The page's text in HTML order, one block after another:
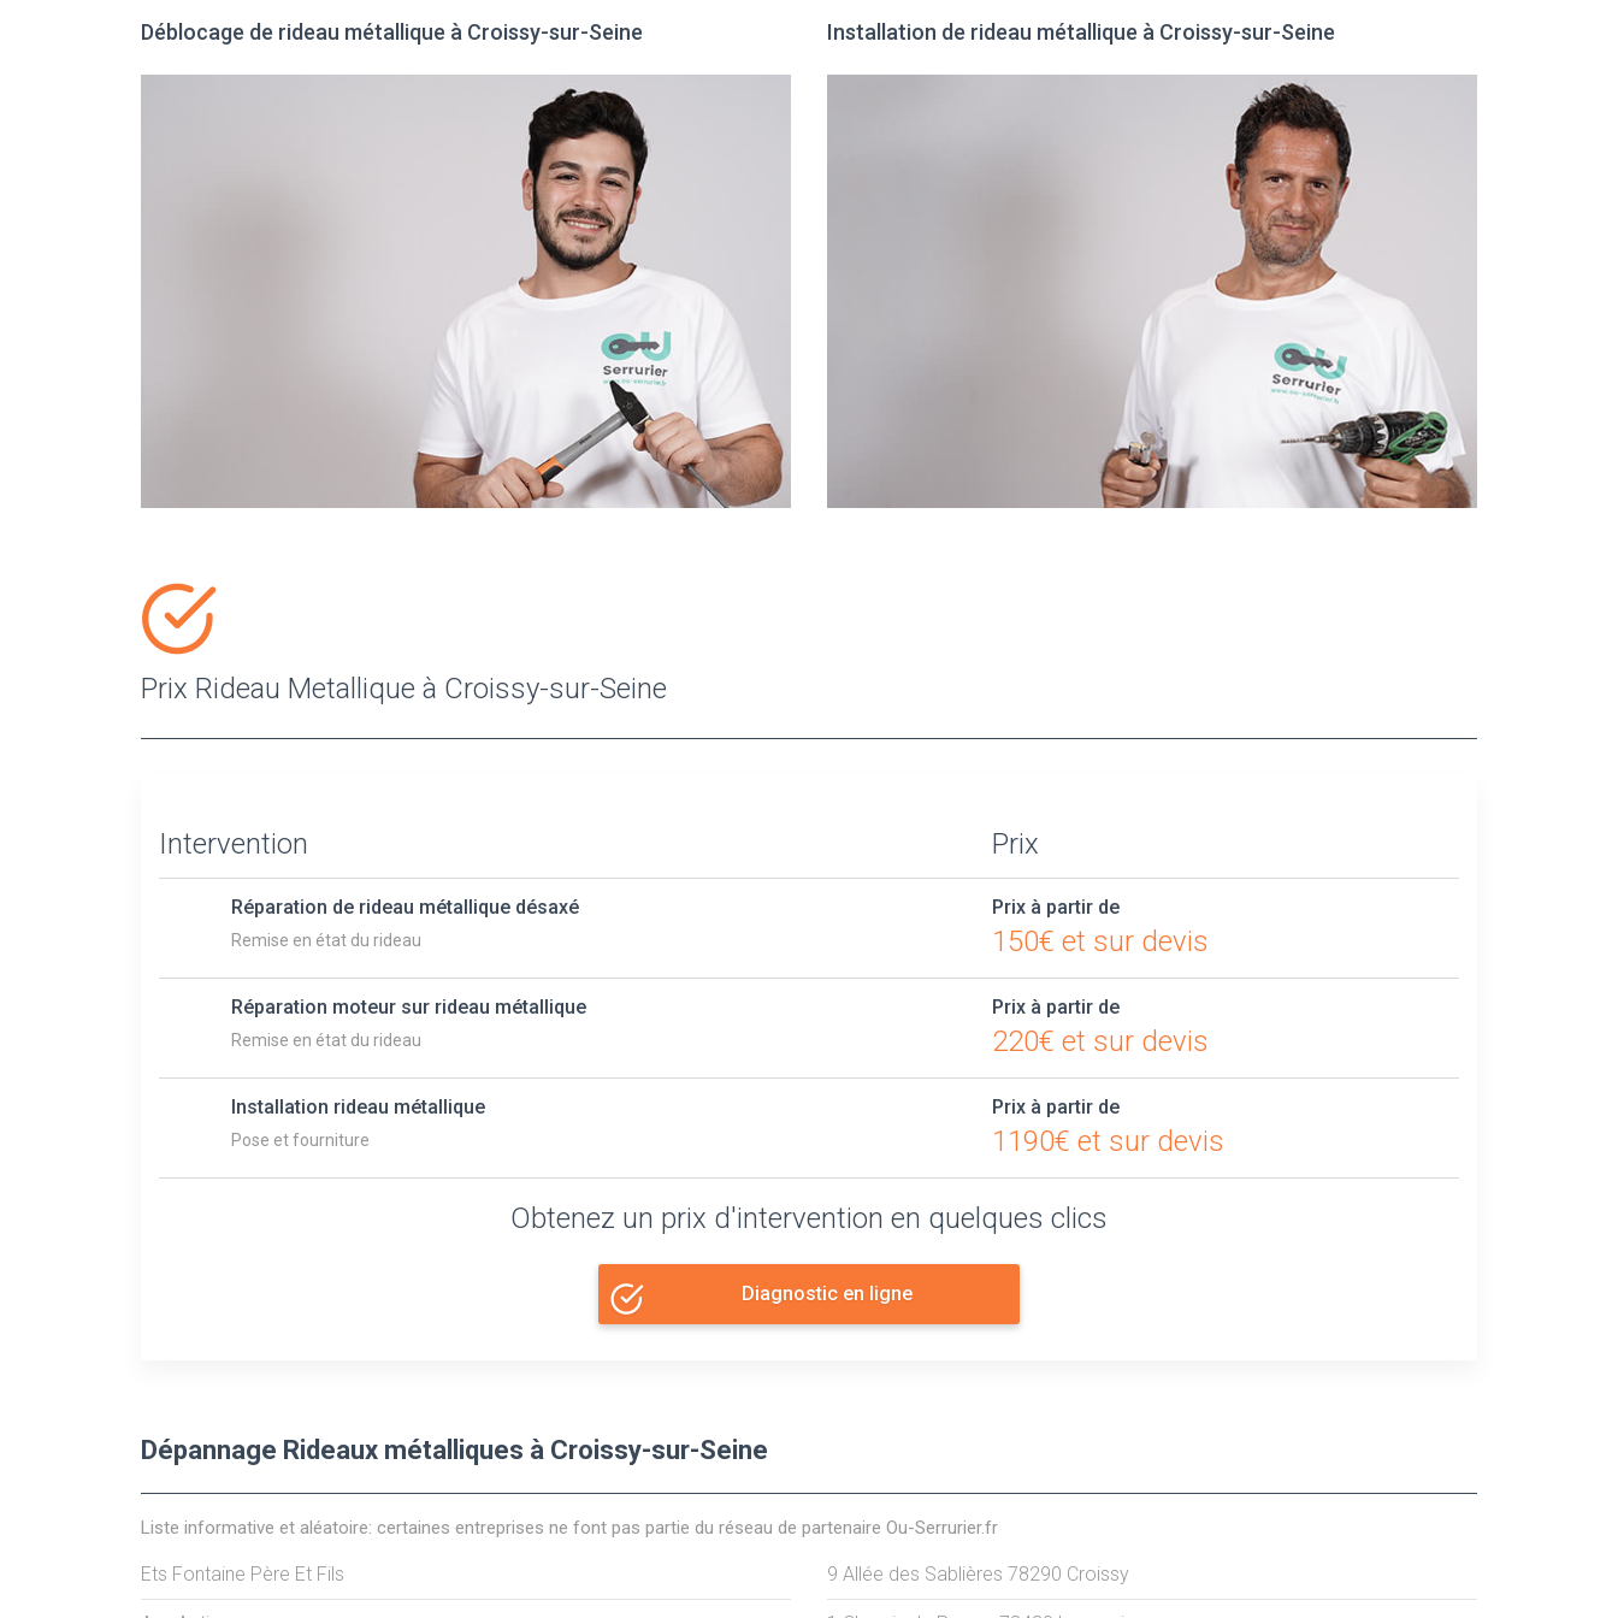
Déblocage de rideau métallique à Croissy-sur-Seine Installation de rideau métallique à Croissy-sur-Seine
Prix Rideau Metallique à Croissy-sur-Seine
Intervention Prix
Réparation de rideau métallique désaxé
Remise en état du rideau
Prix à partir de
150€ et sur devis
Réparation moteur sur rideau métallique
Remise en état du rideau
Prix à partir de
220€ et sur devis
Installation rideau métallique
Pose et fourniture
Prix à partir de
1190€ et sur devis
Obtenez un prix d'intervention en quelques clics
Diagnostic en ligne
Dépannage Rideaux métalliques à Croissy-sur-Seine
Liste informative et aléatoire: certaines entreprises ne font pas partie du réseau de partenaire Ou-Serrurier.fr
Ets Fontaine Père Et Fils 9 Allée des Sablières 78290 Croissy